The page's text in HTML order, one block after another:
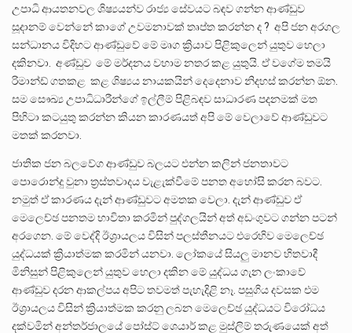
උපාධි ආයතනවල ශිෂ්‍යයන්ව රාජ්‍ය සේවයට බඳව ගන්න ආණ්ඩුව
සූදානම් වෙන්නේ කාගේ උවමනාවක් තෘප්ත කරන්න ද ? අපි ජන අරගල
සන්ධානය විදිහට ආණ්ඩුවේ මේ මෘග ක්‍රියාව පිළිකුලෙන් යුතුව හෙලා
දකිනවා. අණ්ඩුව මේ මර්දනය වහාම නතර කළ යුතුයි. ඒ වගේම තමයි
රිමාන්ඩ් ගතකළ කළ ශිෂ්‍යය නායකයින් දෙදෙනාව නිදහස් කරන්න ඕන.
සම සෞඛ්‍ය උපාධිධාරීන්ගේ ඉල්ලීම් පිළිබඳව සාධාරණ පදනමක් මත
පිහිටා කටයුතු කරන්න කියන කාරණයත් අපි මේ වෙලාවේ ආණ්ඩුවට
මතක් කරනවා.
ජාතික ජන බලවේග ආණ්ඩුව බලයට එන්න කලින් ජනතාවට
පොරොන්දු වුනා ත්‍රස්තවාදය වැළැක්වීමේ පනත අහෝසි කරන බවට.
නමුත් ඒ කාරණය දැන් ආණ්ඩුවට අමතක වෙලා. දැන් ආණ්ඩුව ඒ
මෙලෙච්ඡ පනතම භාවිතා කරමින් පුද්ගලයින් අත් අඩංගුවට ගන්න පටන්
අරගෙන. මේ වෙද්දි ඊශ්‍රායලය විසින් පලස්තීනයට එරෙහිව මෙලෙච්ඡ
යුද්ධයක් ක්‍රියාත්මක කරමින් යනවා. ලෝකයේ සියලු මානව හිතවාදී
මිනිසුන් පිළිකුලෙන් යුතුව හෙලා දකින මේ යුද්ධය ගැන ලංකාවේ
ආණ්ඩුව දරන ආකල්පය අපිට තවමත් පැහැදිළි නෑ. පසුගිය දවසක එම
ඊශ්‍රායලය විසින් ක්‍රියාත්මක කරනු ලබන මෙලෙච්ඡ යුද්ධයට විරෝධය
දක්වමින් අන්තර්ජාලයේ පෝස්ට් ශෙයාර් කළ මුස්ලිම් තරුණයෙක් අත්